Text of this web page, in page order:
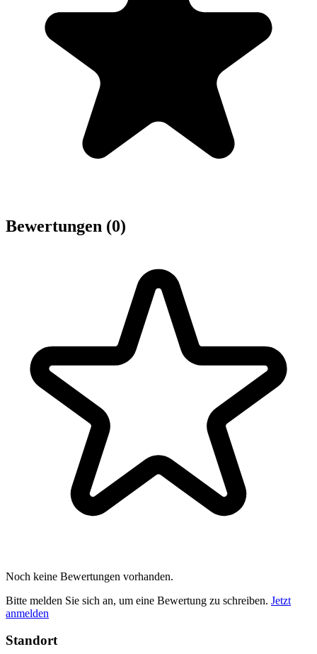
Bewertungen (0)
Noch keine Bewertungen vorhanden.
Bitte melden Sie sich an, um eine Bewertung zu schreiben. Jetzt
anmelden
Standort